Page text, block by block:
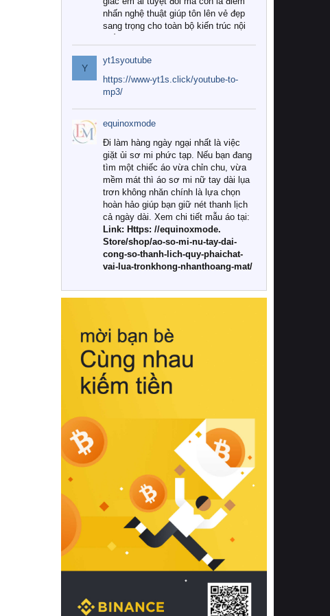
nhấn nghệ thuật giúp tôn lên vẻ đẹp
sang trọng cho toàn bộ kiến trúc nội
Tuy nhiên, giữa thị trường đa dạng
với vô vàn thương hiệu và mẫu mã
như hiện nay, làm thế nào để chọn
được những bộ chăn ga gối đệm cao
cấp thực sự chất lượng, phù hợp với
khí hậu và nhu cầu sử dụng của gia
đình? Hãy cùng chúng tôi đi tìm lời
giải đáp chi tiết qua bài viết dưới đây.
1. Tại sao các gia đình hiện đại lại ưa
chuộng chăn ga gối đệm cao cấp?
Khác với các dòng sản phẩm thông
thường, những bộ chăn ga gối đệm
cao cấp trải qua quy trình sản xuất
nghiêm ngặt từ khâu chọn lọc nguyên
liệu tự nhiên đến công nghệ dệt
nhuộm hiện đại không chứa hóa chất
này, bạn sẽ cảm nhận rõ rệt sự khác
hồi chuẩn xác của phần đệm nâng đỡ
cột sống.
Bên cạnh đó, việc lựa chọn các dòng
sản phẩm đạt chuẩn chất lượng quốc
tế còn giúp ngăn ngừa tình trạng kích
khuẩn và nấm mốc trong điều kiện
thời tiết nóng ẩm. Bạn có thể tìm hiểu
thêm các nghiên cứu khoa học về tác
động của giấc ngủ và môi trường
phòng ngủ đối với sức khỏe con
người tại Sleep Foundation (External
Link) để có cái nhìn toàn diện hơn.
2. Các tiêu chí vàng khi lựa chọn
chăn ga gối đệm cao cấp cho phòng
ngủ
Để sở hữu một bộ chăn ga gối đệm
cao cấp hoàn hảo cả về thẩm mỹ lẫn
công năng, người tiêu dùng cần cân
nhắc kỹ lưỡng các tiêu chí quan trọng
Y
yt1syoutube
https://www-yt1s.click/youtube-to-
mp3/
equinoxmode
Đi làm hàng ngày ngại nhất là việc
giặt ủi sơ mi phức tạp. Nếu bạn đang
tìm một chiếc áo vừa chỉn chu, vừa
mềm mát thì áo sơ mi nữ tay dài lụa
trơn không nhăn chính là lựa chọn
hoàn hảo giúp bạn giữ nét thanh lịch
cả ngày dài. Xem chi tiết mẫu áo tại:
Link: Https: //equinoxmode.
Store/shop/ao-so-mi-nu-tay-dai-
cong-so-thanh-lich-quy-phaichat-
vai-lua-tronkhong-nhanthoang-mat/